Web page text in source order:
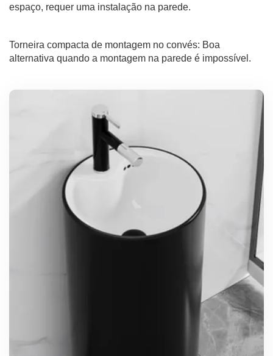
espaço, requer uma instalação na parede.
Torneira compacta de montagem no convés: Boa
alternativa quando a montagem na parede é impossível.